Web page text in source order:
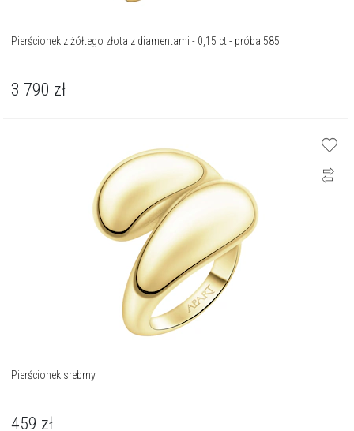
Pierścionek z żółtego złota z diamentami - 0,15 ct - próba 585
3 790 zł
Pierścionek srebrny
459 zł